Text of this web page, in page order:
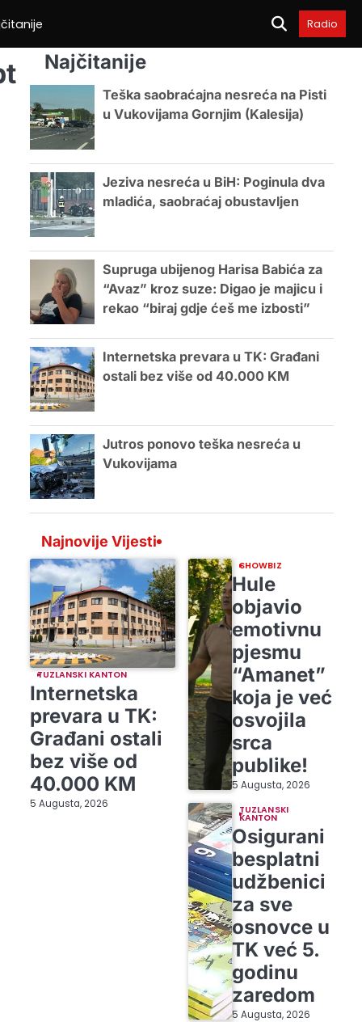
Radio
Najčitanije
Teška saobraćajna nesreća na Pisti
u Vukovijama Gornjim (Kalesija)
Jeziva nesreća u BiH: Poginula dva
mladića, saobraćaj obustavljen
Supruga ubijenog Harisa Babića za
“Avaz” kroz suze: Digao je majicu i
rekao “biraj gdje ćeš me izbosti”
Internetska prevara u TK: Građani
ostali bez više od 40.000 KM
Jutros ponovo teška nesreća u
Vukovijama
Najnovije Vijesti
TUZLANSKI KANTON
Internetska
prevara u TK:
Građani ostali
bez više od
40.000 KM
5 Augusta, 2026
SHOWBIZ
Hule
objavio
emotivnu
pjesmu
“Amanet”
koja je već
osvojila
srca
publike!
5 Augusta, 2026
TUZLANSKI
KANTON
Osigurani
besplatni
udžbenici
za sve
osnovce u
TK već 5.
godinu
zaredom
5 Augusta, 2026